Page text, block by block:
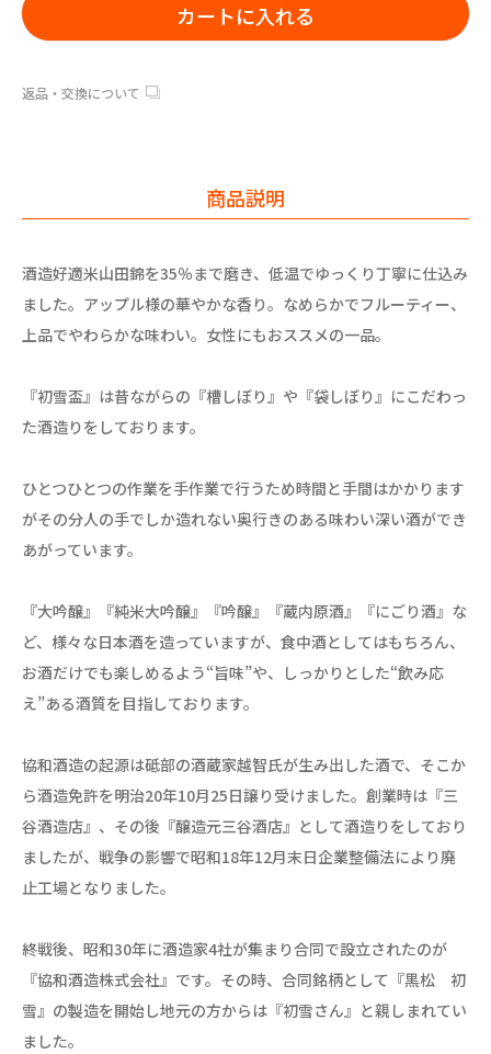
カートに入れる
返品・交換について
商品説明
酒造好適米山田錦を35％まで磨き、低温でゆっくり丁寧に仕込み
ました。アップル様の華やかな香り。なめらかでフルーティー、
上品でやわらかな味わい。女性にもおススメの一品。
『初雪盃』は昔ながらの『槽しぼり』や『袋しぼり』にこだわっ
た酒造りをしております。
ひとつひとつの作業を手作業で行うため時間と手間はかかります
がその分人の手でしか造れない奥行きのある味わい深い酒ができ
あがっています。
『大吟醸』『純米大吟醸』『吟醸』『蔵内原酒』『にごり酒』な
ど、様々な日本酒を造っていますが、食中酒としてはもちろん、
お酒だけでも楽しめるよう“旨味”や、しっかりとした“飲み応
え”ある酒質を目指しております。
協和酒造の起源は砥部の酒蔵家越智氏が生み出した酒で、そこか
ら酒造免許を明治20年10月25日譲り受けました。創業時は『三
谷酒造店』、その後『醸造元三谷酒店』として酒造りをしており
ましたが、戦争の影響で昭和18年12月末日企業整備法により廃
止工場となりました。
終戦後、昭和30年に酒造家4社が集まり合同で設立されたのが
『協和酒造株式会社』です。その時、合同銘柄として『黒松 初
雪』の製造を開始し地元の方からは『初雪さん』と親しまれてい
ました。